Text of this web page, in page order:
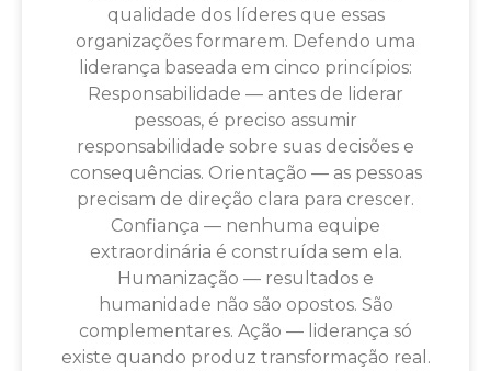
qualidade dos líderes que essas
organizações formarem. Defendo uma
liderança baseada em cinco princípios:
Responsabilidade — antes de liderar
pessoas, é preciso assumir
responsabilidade sobre suas decisões e
consequências. Orientação — as pessoas
precisam de direção clara para crescer.
Confiança — nenhuma equipe
extraordinária é construída sem ela.
Humanização — resultados e
humanidade não são opostos. São
complementares. Ação — liderança só
existe quando produz transformação real.